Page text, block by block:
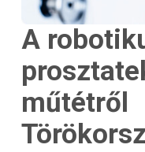
A
műtétről